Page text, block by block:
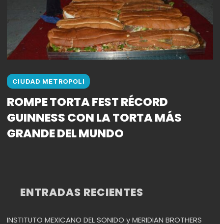
CIUDAD METROPOLI
ROMPE TORTA FEST RÉCORD
GUINNESS CON LA TORTA MÁS
GRANDE DEL MUNDO
ENTRADAS RECIENTES
INSTITUTO MEXICANO DEL SONIDO y MERIDIAN BROTHERS